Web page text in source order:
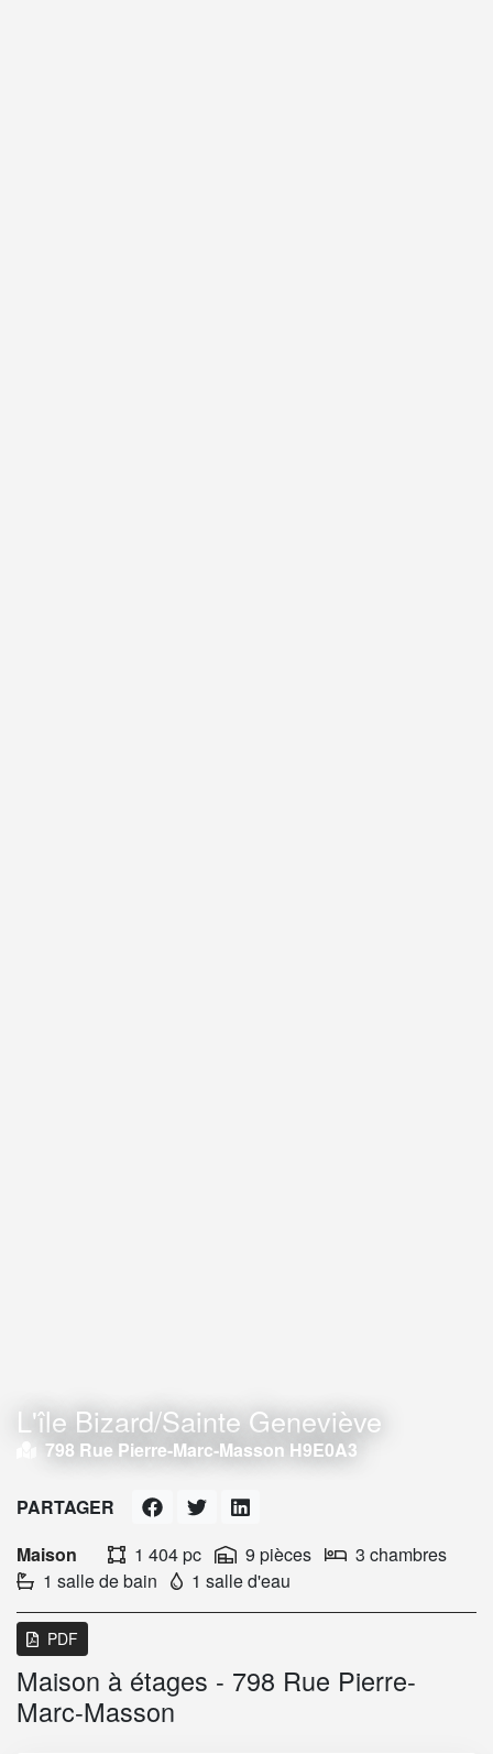
L'île Bizard/Sainte Geneviève
798 Rue Pierre-Marc-Masson H9E0A3
Maison 1 404 pc 9 pièces
3 chambres
1 salle de bain
1 salle d'eau
PARTAGER
PDF
Maison à étages - 798 Rue Pierre-
Marc-Masson